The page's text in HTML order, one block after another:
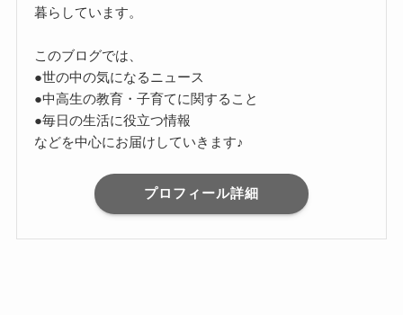
暮らしています。
このブログでは、
●世の中の気になるニュース
●中高生の教育・子育てに関すること
●毎日の生活に役立つ情報
などを中心にお届けしていきます♪
プロフィール詳細